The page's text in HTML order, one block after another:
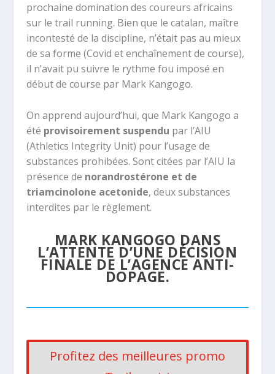
prochaine domination des coureurs africains
sur le trail running. Bien que le catalan, maître
incontesté de la discipline, n’était pas au mieux
de sa forme (Covid et enchaînement de course),
il n’avait pu suivre le rythme fou imposé en
début de course par Mark Kangogo.
On apprend aujourd’hui, que Mark Kangogo a
été provisoirement suspendu par l’AIU
(Athletics Integrity Unit) pour l’usage de
substances prohibées. Sont citées par l’AIU la
présence de norandrostérone et de
triamcinolone acetonide, deux substances
interdites par le règlement.
MARK KANGOGO DANS
L’ATTENTE D’UNEDÉCISION
FINALEDE L’AGENCE ANTI-
DOPAGE.
Profitez des meilleures promo